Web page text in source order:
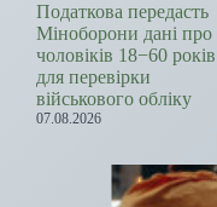
Податкова передасть
Міноборони дані про
чоловіків 18−60 років
для перевірки
військового обліку
07.08.2026